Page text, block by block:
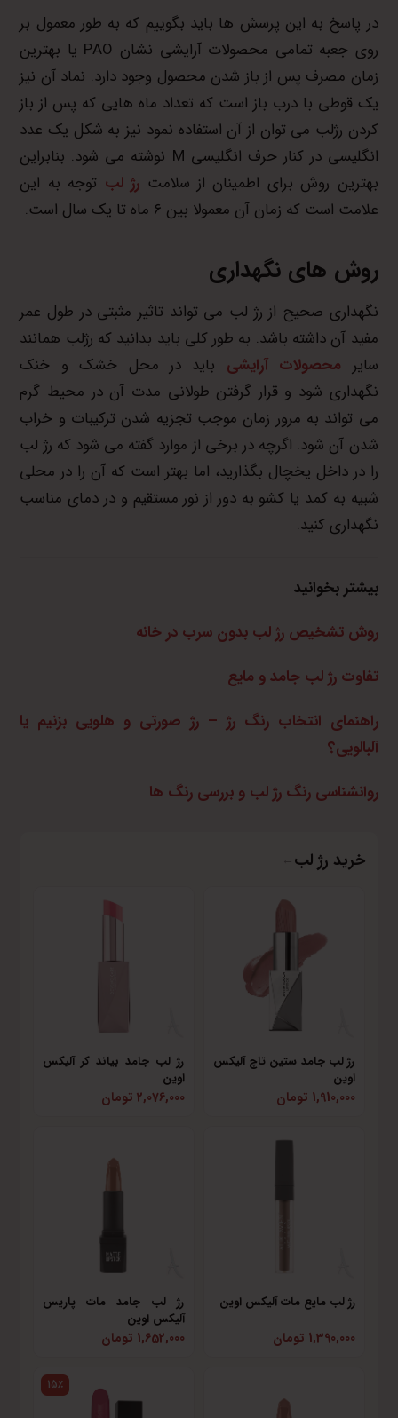
در پاسخ به این پرسش ها باید بگوییم که به طور معمول بر
روی جعبه تمامی محصولات آرایشی نشان PAO یا بهترین
زمان مصرف پس از باز شدن محصول وجود دارد. نماد آن نیز
یک قوطی با درب باز است که تعداد ماه هایی که پس از باز
کردن رژلب می توان از آن استفاده نمود نیز به شکل یک عدد
انگلیسی در کنار حرف انگلیسی M نوشته می شود. بنابراین
بهترین روش برای اطمینان از سلامت رژ لب توجه به این
علامت است که زمان آن معمولا بین ۶ ماه تا یک سال است.
روش های نگهداری
نگهداری صحیح از رژ لب می تواند تاثیر مثبتی در طول عمر
مفید آن داشته باشد. به طور کلی باید بدانید که رژلب همانند
سایر محصولات آرایشی باید در محل خشک و خنک
نگهداری شود و قرار گرفتن طولانی مدت آن در محیط گرم
می تواند به مرور زمان موجب تجزیه شدن ترکیبات و خراب
شدن آن شود. اگرچه در برخی از موارد گفته می شود که رژ لب
را در داخل یخچال بگذارید، اما بهتر است که آن را در محلی
شبیه به کمد یا کشو به دور از نور مستقیم و در دمای مناسب
نگهداری کنید.
بیشتر بخوانید
روش تشخیص رژ لب بدون سرب در خانه
تفاوت رژ لب جامد و مایع
راهنمای انتخاب رنگ رژ – رژ صورتی و هلویی بزنیم یا
آلبالویی؟
روانشناسی رنگ رژ لب و بررسی رنگ ها
خرید رژ لب
رژ لب جامد ستین تاچ آلیکس
اوین
1,910,000 تومان
رژ لب جامد بیاند کر آلیکس
اوین
2,076,000 تومان
رژ لب مایع مات آلیکس اوین
1,390,000 تومان
رژ لب جامد مات پاریس
آلیکس اوین
1,652,000 تومان
15٪